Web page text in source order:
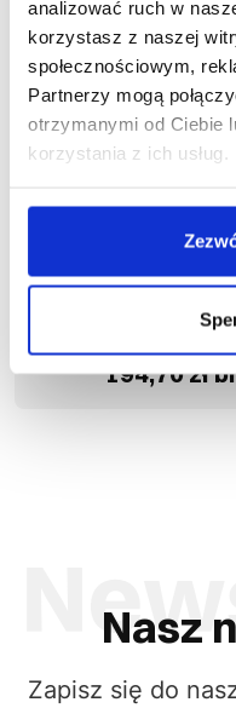
analizować ruch w
korzystasz z naszej
społecznościowym,
Partnerzy mogą
otrzymanymi od Ciebie
korzystania z ich usług.
1-25-
Trzewiki
194,70 zł
Nasz
Zapisz się do